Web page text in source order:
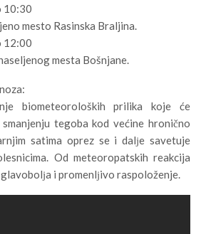
10:30
mesto Rasinska Braljina.
12:00
mesta Bošnjane.
biometeoroloških prilika koje će
tegoba kod većine hronično
satima oprez se i dalјe savetuje
Od meteoropatskih reakcija
i promenlјivo raspoloženje.